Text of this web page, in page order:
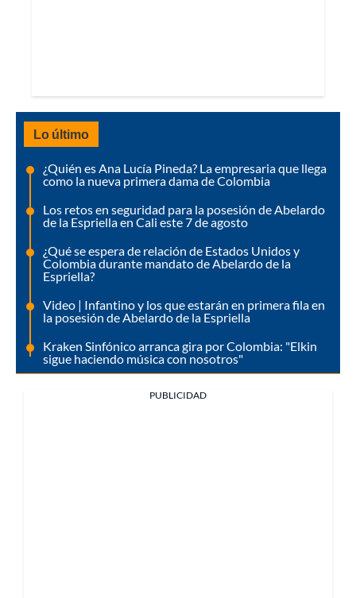
Lo último
¿Quién es Ana Lucía Pineda? La empresaria que llega
como la nueva primera dama de Colombia
Los retos en seguridad para la posesión de Abelardo
de la Espriella en Cali este 7 de agosto
¿Qué se espera de relación de Estados Unidos y
Colombia durante mandato de Abelardo de la
Espriella?
Video | Infantino y los que estarán en primera fila en
la posesión de Abelardo de la Espriella
Kraken Sinfónico arranca gira por Colombia: "Elkin
sigue haciendo música con nosotros"
PUBLICIDAD